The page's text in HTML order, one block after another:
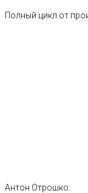
Полный цикл от
Антон Отрошко: